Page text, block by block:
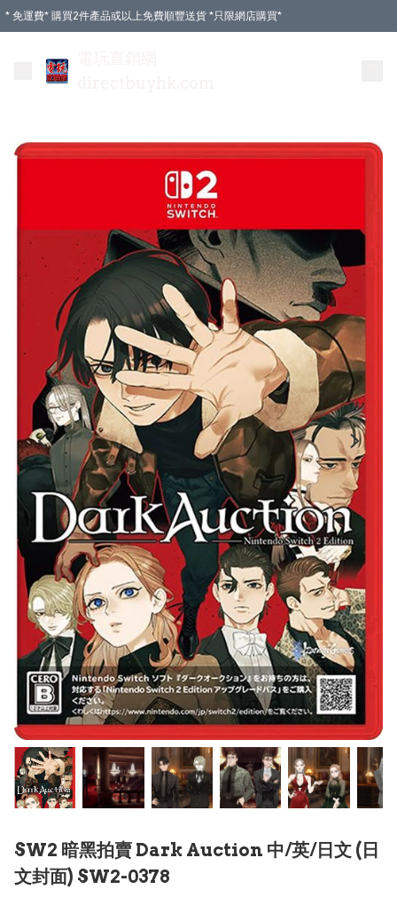
* 免運費* 購買2件產品或以上免費順豐送貨 *只限網店購買*
SW2 暗黑拍賣 Dark Auction 中/英/日文 (日
文封面) SW2-0378